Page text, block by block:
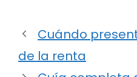
Cuándo
de la renta